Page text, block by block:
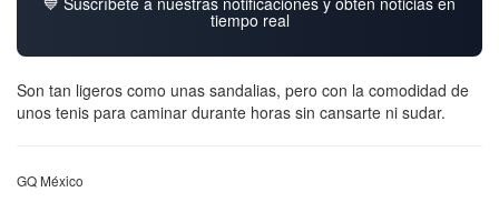
tiempo real
Son tan ligeros como unas sandalias, pero con la comodidad de
unos tenis para caminar durante horas sin cansarte ni sudar.
GQ México